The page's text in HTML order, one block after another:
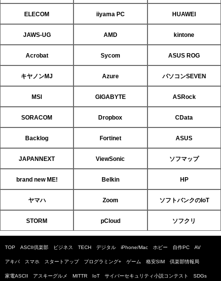
ELECOM iiyama PC HUAWEI
JAWS-UG AMD kintone
Acrobat Sycom ASUS ROG
キヤノンMJ Azure パソコンSEVEN
MSI GIGABYTE ASRock
SORACOM Dropbox CData
Backlog Fortinet ASUS
JAPANNEXT ViewSonic ソフマップ
brand new ME! Belkin HP
ヤマハ Zoom ソフトバンクのIoT
STORM pCloud ソフクリ
TOP ASCII倶楽部 ビジネス TECH デジタル iPhone/Mac ホビー 自作PC AV
アキバ スマホ スタートアップ プログラミング+ ゲーム 格安SIM 倶楽部情報局
家電ASCII アスキーグルメ MITTR IoT サイバーセキュリティ小説コンテスト SDGs